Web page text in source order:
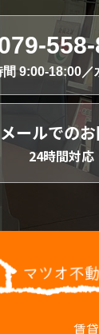
間 9:00-18:00／
メールでの
24時間対応
賃